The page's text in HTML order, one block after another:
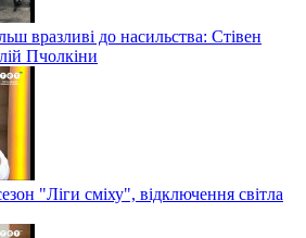
вразливі до насильства: Стівен
Пчолкіни
"Ліги сміху", відключення світла